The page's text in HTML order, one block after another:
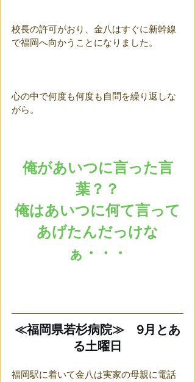
校長の許可がおり、金八はすぐに新幹線
で福岡へ向かうことになりました。
心の中で何度も何度も自問を繰り返しな
がら。
俺があいつに言った言
葉？？
俺はあいつに何て言って
あげたんだっけな
ぁ・・・
≪福岡県若杉病院≫　9月とあ
る土曜日
福岡駅に着いて金八は実家の母親に電話